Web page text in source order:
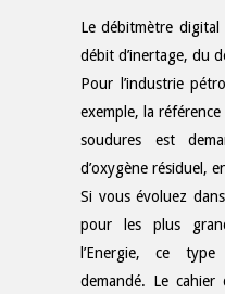
Le débitmètre
débit d’inertage, du
Pour l’industrie
exemple, la
soudures est
d’oxygène résiduel,
Si vous évoluez
pour les plus
l’Energie, ce
demandé. Le cahier